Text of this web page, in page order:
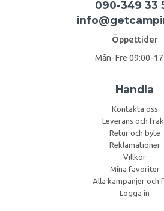
090-349 33
Öppettider
Mån-Fre 09:00-
Handla
Kontakta oss
Leverans och
Retur och byte
Reklamationer
Villkor
Mina favoriter
Alla kampanjer och
Logga in